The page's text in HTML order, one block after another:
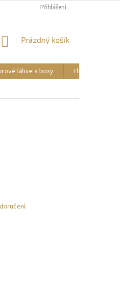
OBCHODNÍ PODMÍNKY
Přihlášení
NÁKUPNÍ
Prázdný košík
láhve a boxy
Elektrické